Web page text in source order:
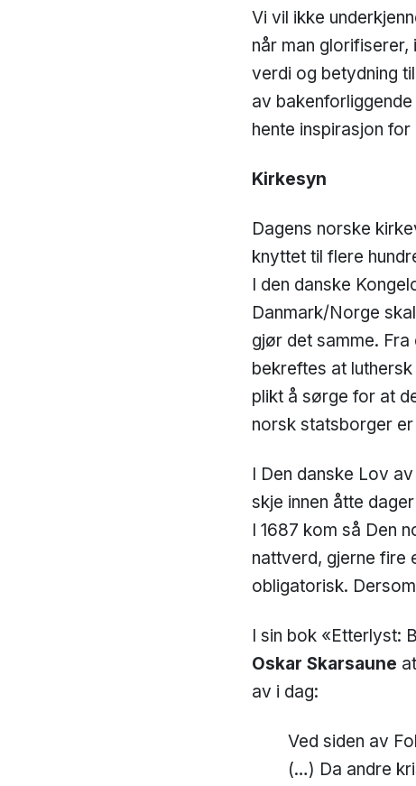
Vi vil ikke
når man
verdi og betydning
av
hente inspirasjon
Kirkesyn
Dagens norske
knyttet til flere
I den danske
Danmark/Norge
gjør det samme. Fra
bekreftes at
plikt å sørge for at
norsk statsborger
I Den danske Lov
skje innen åtte
I 1687 kom så Den
nattverd, gjerne fire
obligatorisk.
I sin bok «Etterlyst:
Oskar Skarsaune
av i dag:
Ved siden av
(…) Da andre